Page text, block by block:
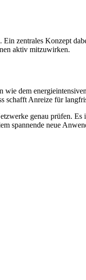
zentrales Konzept
aktiv mitzuwirken.
dem
Anreize für
genau prüfen. Es
spannende neue